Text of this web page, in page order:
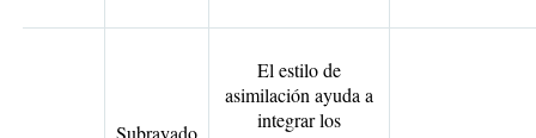
Subrayado
El estilo de
asimilación ayuda a
integrar los